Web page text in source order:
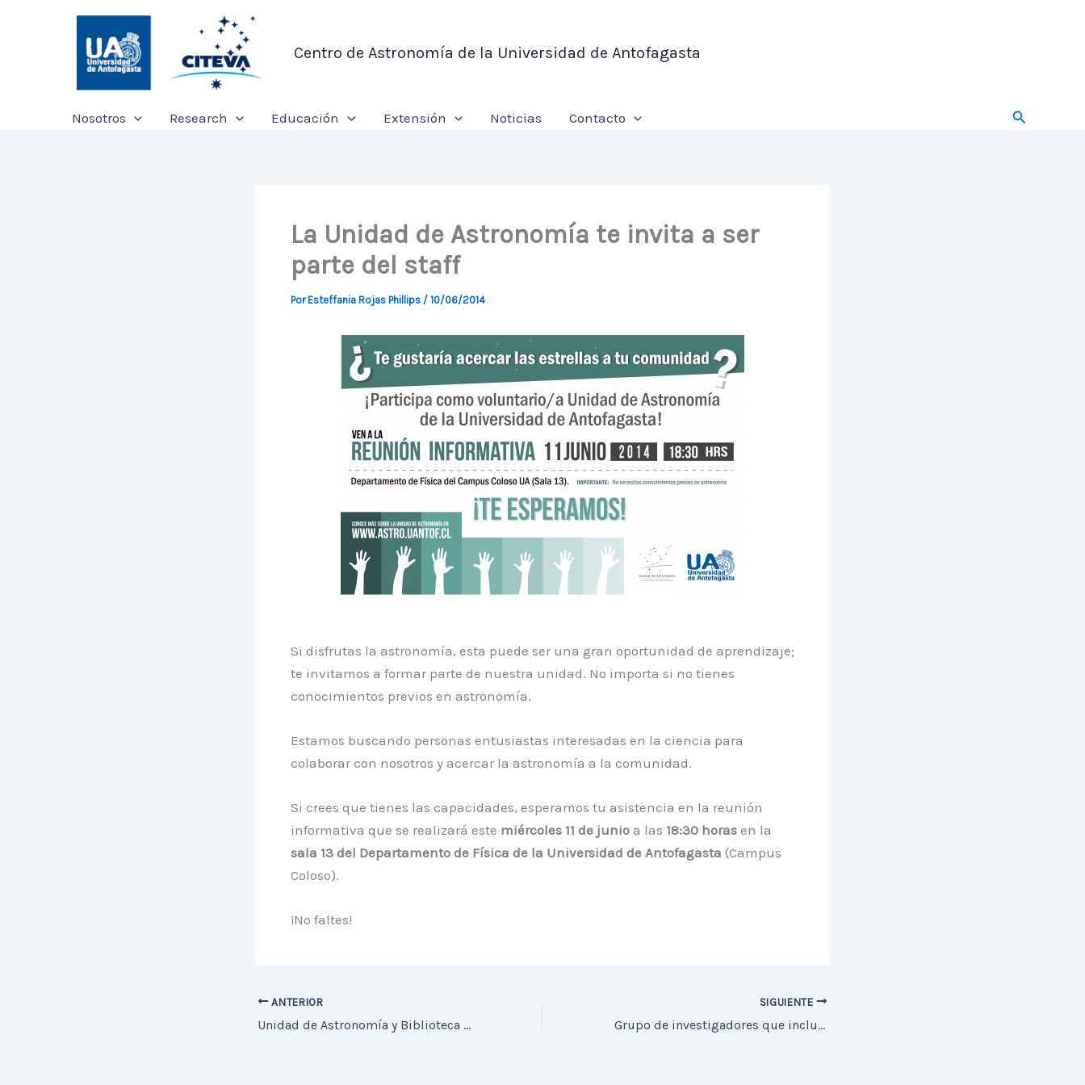
Centro de Astronomía de la Universidad de Antofagasta
Nosotros Research Educación Extensión Noticias Contacto Buscar
La Unidad de Astronomía te invita a ser
parte del staff
PorEsteffania Rojas Phillips / 10/06/2014
Si disfrutas la astronomía, esta puede ser una gran oportunidad de aprendizaje;
te invitamos a formar parte de nuestra unidad. No importa si no tienes
conocimientos previos en astronomía.
Estamos buscando personas entusiastas interesadas en la ciencia para
colaborar con nosotros y acercar la astronomía a la comunidad.
Si crees que tienes las capacidades, esperamos tu asistencia en la reunión
informativa que se realizará este miércoles 11 de junioa las 18:30 horasen la
sala 13 del Departamento de Física de la Universidad de Antofagasta (Campus
Coloso).
¡No faltes!
ANTERIOR
Unidad de Astronomía y Biblioteca Regional de Antofagasta realizarán charlas astronómicas
SIGUIENTE
Grupo de investigadores que incluye a UAUA descubre nuevo Asteroide Cercano a la Tierra